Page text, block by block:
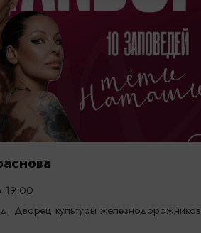
19:00
Дворец культуры железнодорожников